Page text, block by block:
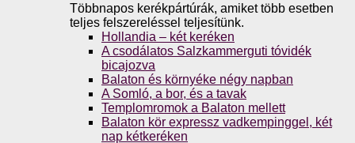
Többnapos kerékpártúrák, amiket több esetben
teljes felszereléssel teljesítünk.
Hollandia – két keréken
A csodálatos Salzkammerguti tóvidék
bicajozva
Balaton és környéke négy napban
A Somló, a bor, és a tavak
Templomromok a Balaton mellett
Balaton kör expressz vadkempinggel, két
nap kétkeréken